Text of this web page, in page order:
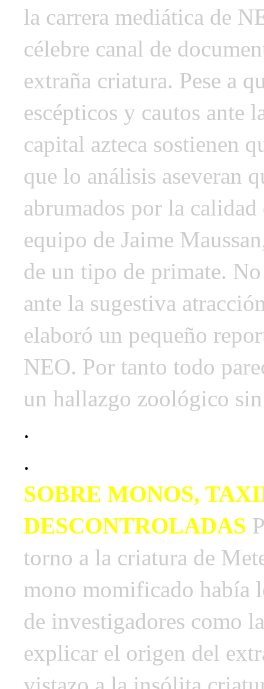
la carrera mediática de
célebre canal de
extraña criatura. Pese a
escépticos y cautos ante
capital azteca sostienen
que lo análisis aseveran
abrumados por la
equipo de Jaime
de un tipo de primate.
ante la sugestiva
elaboró un pequeño
NEO. Por tanto todo
un hallazgo zoológico
.
.
SOBRE MONOS,
DESCONTROLADAS
torno a la criatura de
mono momificado había
de investigadores como
explicar el origen del